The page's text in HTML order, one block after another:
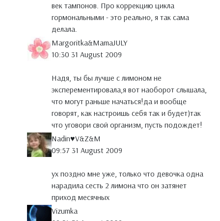
век тампонов. Про коррекцию цикла
гормональными - это реально, я так сама
делала.
Margoritka&MamaJULY
10:30 31 August 2009
Надя, ты бы лучше с лимоном не
эксперементировала,я вот наоборот слышала,
что могут раньше начаться!да и вообще
говорят, как настроишь себя так и будет)так
что уговори свой организм, пусть подождет!
Nadin♥V&Z&M
09:57 31 August 2009
ух поздно мне уже, только что девочка одна
нарадила сесть 2 лимона что он затянет
приход месячных
Vizumka